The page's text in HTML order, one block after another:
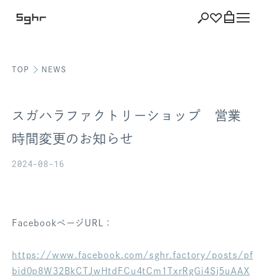
ショッピング バッグを見る
お気に入り
TOP NEWS
スガハラファクトリーショップ 営業
時間変更のお知らせ
2024-08-16
FacebookページURL：
https://www.facebook.com/sghr.factory/posts/pf
bid0p8W32BkCTJwHtdFCu4tCm1TxrRgGi4Sj5uAAX